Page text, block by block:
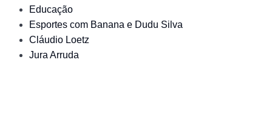
Educação
Esportes com Banana e Dudu Silva
Cláudio Loetz
Jura Arruda